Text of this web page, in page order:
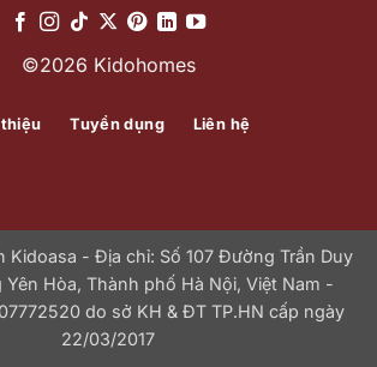
©2026 Kidohomes
Tuyển dụng Liên hệ
Kidoasa - Địa chỉ: Số 107 Đường Trần Duy
Hòa, Thành phố Hà Nội, Việt Nam -
do sở KH & ĐT TP.HN cấp ngày
22/03/2017